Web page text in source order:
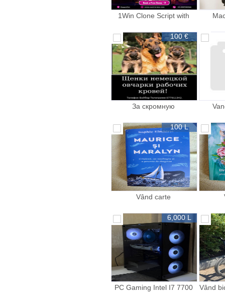
1Win Clone Script with
Casino
100 €
За скромную
100 L
Vând carte
6,000 L
PC Gaming Intel I7 7700
Vând